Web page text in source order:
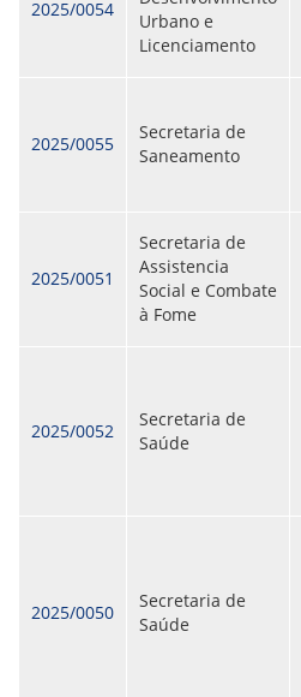
2025/0054
Urbano e
Licenciamento
2025/0055
Secretaria de
Saneamento
2025/0051
Secretaria de
Assistencia
Social e Combate
à Fome
2025/0052
Secretaria de
Saúde
2025/0050
Secretaria de
Saúde